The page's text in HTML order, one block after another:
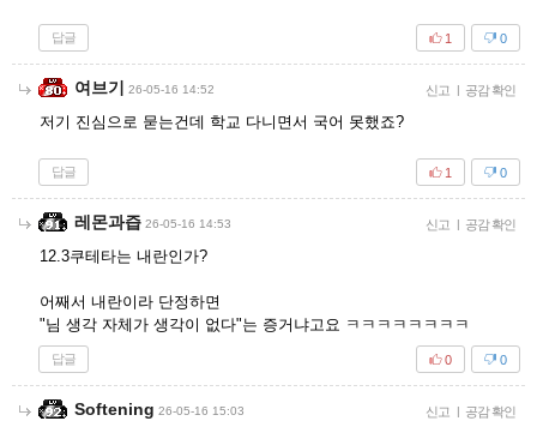
답글 0
1
여브기 26-05-16 14:52 신고 | 공감 확인
저기 진심으로 묻는건데 학교 다니면서 국어 못했죠?
답글 0
1
레몬과즙 26-05-16 14:53 신고 | 공감 확인
12.3쿠테타는 내란인가?
어째서 내란이라 단정하면
"님 생각 자체가 생각이 없다"는 증거냐고요 ㅋㅋㅋㅋㅋㅋㅋㅋ
답글 0
0
Softening 26-05-16 15:03 신고 | 공감 확인